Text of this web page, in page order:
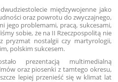
międzywojenne jako
oraz powrotu do zwyczajnego,
jego problemami, pracą, sukcesami,
sobie, że na II Rzeczpospolitą nie
pryzmat nostalgii czy martyrologii,
polskim sukcesem.
prezentacją multimedialną
oraz piosenki z tamtego okresu,
lepiej przenieść się w klimat lat